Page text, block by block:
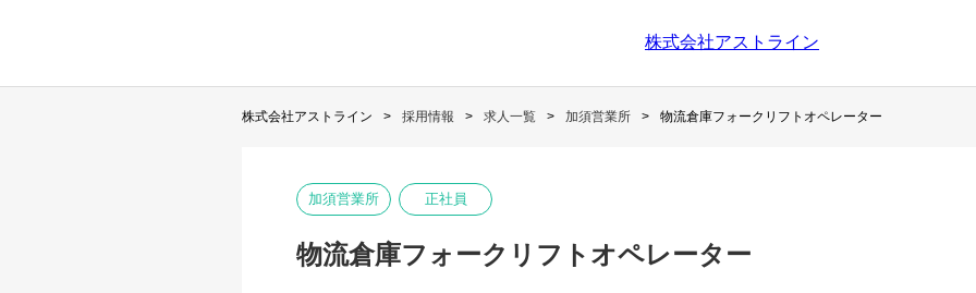
株式会社アストライン
株式会社アストライン 採用情報 求人一覧 加須営業所 物流倉庫フォークリフトオペレーター
加須営業所 正社員
物流倉庫フォークリフトオペレーター